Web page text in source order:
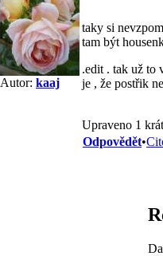
Autor: kaaj
taky si
tam být
.edit . tak už to
je , že postřik
Upraveno 1
Odpovědět•